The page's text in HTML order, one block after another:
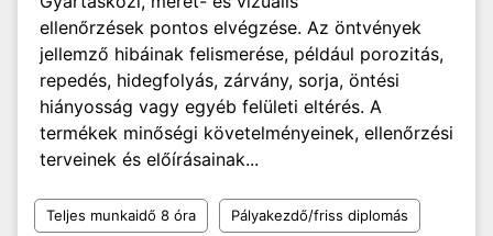
ellenőrzések pontos elvégzése. Az öntvények
jellemző hibáinak felismerése, például porozitás,
repedés, hidegfolyás, zárvány, sorja, öntési
hiányosság vagy egyéb felületi eltérés. A
termékek minőségi követelményeinek, ellenőrzési
terveinek és előírásainak...
Teljes munkaidő 8 óra Pályakezdő/friss diplomás